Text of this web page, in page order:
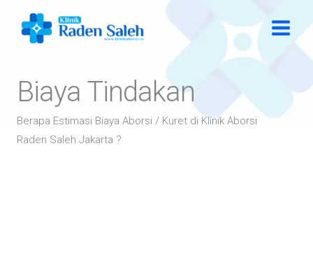
konten
Biaya Tindakan
Berapa Estimasi Biaya Aborsi / Kuret di Klinik Aborsi
Raden Saleh Jakarta ?